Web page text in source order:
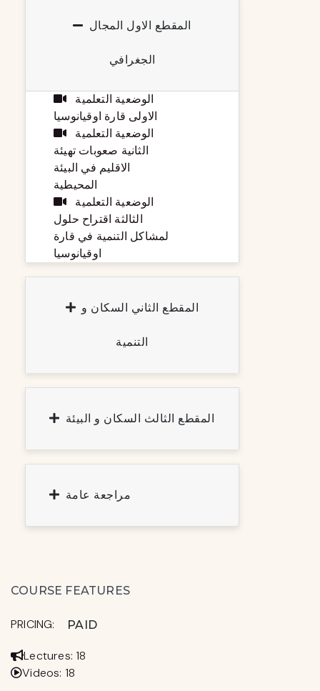
المقطع الاول المجال
الجغرافي
الوضعية التعلمية
الاولى قارة اوقيانوسيا
الوضعية التعلمية
الثانية صعوبات تهيئة
الاقليم في البيئة
المحيطية
الوضعية التعلمية
الثالثة اقتراح حلول
لمشاكل التنمية في قارة
اوقيانوسيا
المقطع الثاني السكان و
التنمية
المقطع الثالث السكان و البيئة
مراجعة عامة
COURSE FEATURES
PRICING: PAID
Lectures: 18
Videos: 18